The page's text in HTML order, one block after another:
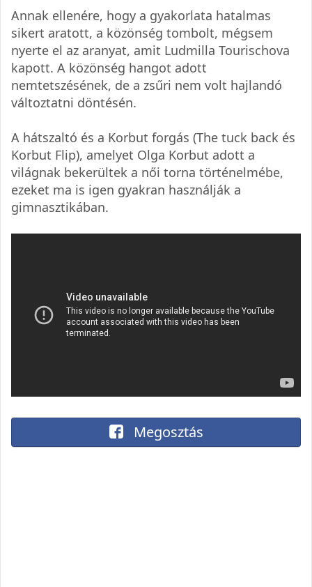
Annak ellenére, hogy a gyakorlata hatalmas
sikert aratott, a közönség tombolt, mégsem
nyerte el az aranyat, amit Ludmilla Tourischova
kapott. A közönség hangot adott
nemtetszésének, de a zsűri nem volt hajlandó
változtatni döntésén.
A hátszaltó és a Korbut forgás (The tuck back és
Korbut Flip), amelyet Olga Korbut adott a
világnak bekerültek a női torna történelmébe,
ezeket ma is igen gyakran használják a
gimnasztikában.
Megosztás